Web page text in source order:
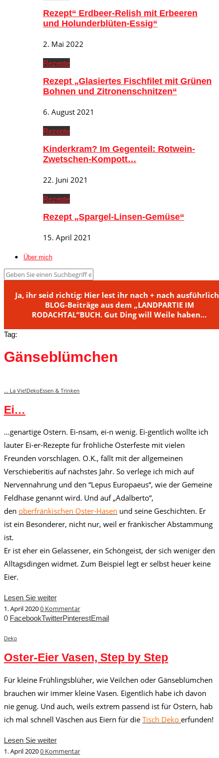
Rezept“ Erdbeer-Relish mit Erbeeren
und Holunderblüten-Essig“
2. Mai 2022
Rezepte
Rezept „Glasiertes Fischfilet mit Grünen
Bohnen und Zitronenschnitzen“
6. August 2021
Rezepte
Kinderkram? Im Gegenteil: Rotwein-
Zwetschen-Kompott…
22. Juni 2021
Rezepte
Rezept „Spargel-Linsen-Gemüse“
15. April 2021
Über mich
Ja, ihr seid richtig: Hier lest ihr nach + nach
BLOG-Beiträge aus dem „LANDPARTIE IM
RODACHTAL“BUCH. Gut Ding will Weile haben…
Tag:
Gänseblümchen
... La Vie!DekoEssen & Trinken
Ei…
…genartige Ostern. Ei-nsam, ei-n wenig. Ei-gentlich wollte ich
lauter Ei-er-Rezepte für fröhliche Osterfeste mit vielen
Freunden vorschlagen. O.K., fällt mit der allgemeinen
Verschieberitis auf nächstes Jahr. So verlege ich mich auf
Nervennahrung und den “Lepus Europaeus“, wie der Gemeine
Feldhase genannt wird. Und auf „Adalberto“,
den oberfränkischen Oster-Hasen und seine Geschichten. Er
ist ein Besonderer, nicht nur, weil er fränkischer Abstammung
ist.
Er ist eher ein Gelassener, ein Schöngeist, der sich weniger den
Alltagsdingen widmet. Zum Beispiel legt er selbst heuer keine
Eier.
Lesen Sie weiter
1. April 20200 Kommentar
0 FacebookTwitterPinterestEmail
Deko
Oster-Eier Vasen, Step by Step
Für kleine Frühlingsblüher, wie Veilchen oder Gänseblümchen
brauchen wir immer kleine Vasen. Eigentlich habe ich davon
nie genug. Und auch, weils extrem passend ist für Ostern, hab
ich mal schnell Väschen aus Eiern für die Tisch Deko erfunden!
Lesen Sie weiter
1. April 20200 Kommentar